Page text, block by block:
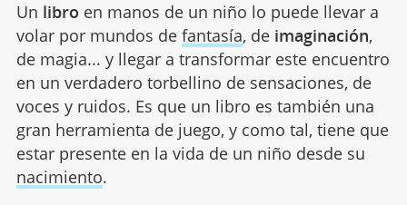
Un libro en manos de un niño lo puede llevar a
volar por mundos de fantasía, de imaginación,
de magia... y llegar a transformar este encuentro
en un verdadero torbellino de sensaciones, de
voces y ruidos. Es que un libro es también una
gran herramienta de juego, y como tal, tiene que
estar presente en la vida de un niño desde su
nacimiento.